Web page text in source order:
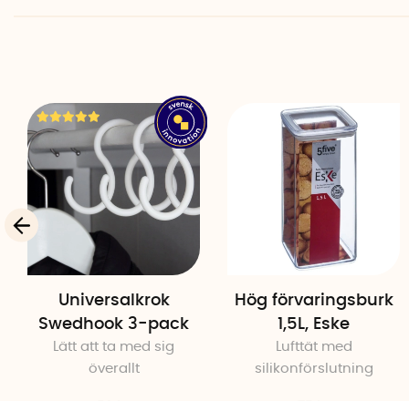
Universalkrok
Swedhook 3-pack
Lätt att ta med sig
överallt
Hög förvaringsburk
1,5L, Eske
Lufttät med
silikonförslutning